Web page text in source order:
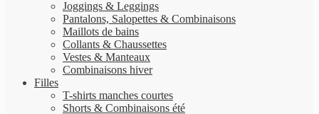
Joggings & Leggings
Pantalons, Salopettes & Combinaisons
Maillots de bains
Collants & Chaussettes
Vestes & Manteaux
Combinaisons hiver
Filles
T-shirts manches courtes
Shorts & Combinaisons été